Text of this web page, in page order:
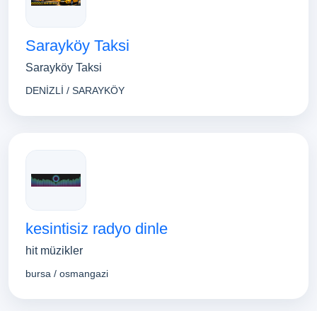
Sarayköy Taksi
Sarayköy Taksi
DENİZLİ / SARAYKÖY
kesintisiz radyo dinle
hit müzikler
bursa / osmangazi